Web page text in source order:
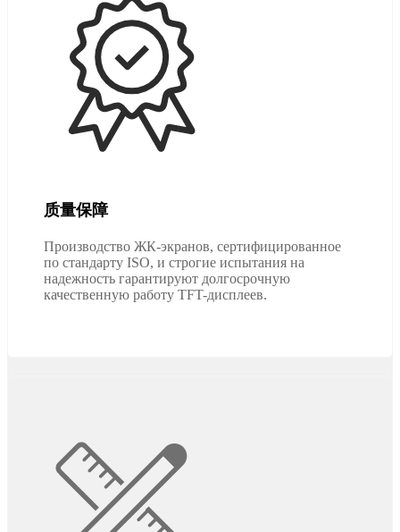
质量保障
Производство ЖК-экранов, сертифицированное
по стандарту ISO, и строгие испытания на
надежность гарантируют долгосрочную
качественную работу TFT-дисплеев.